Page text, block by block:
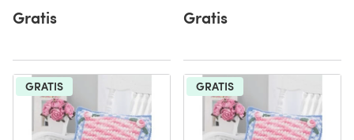
Gratis Gratis
GRATIS GRATIS